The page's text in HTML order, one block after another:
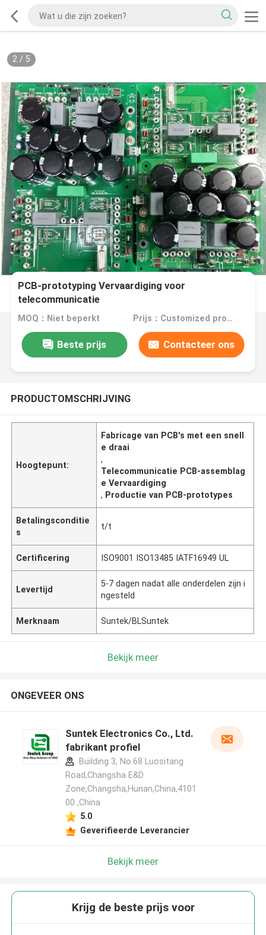
2/ 5
PCB-prototyping Vervaardiging voor
telecommunicatie
MOQ：Niet beperkt Prijs：Customized products
Beste prijs Contacteer ons
PRODUCTOMSCHRIJVING
Hoogtepunt:
Fabricage van PCB's met een snell
e draai
,
Telecommunicatie PCB-assemblag
e Vervaardiging
, Productie van PCB-prototypes
Betalingsconditie
s
t/t
Certificering ISO9001 ISO13485 IATF16949 UL
Levertijd
5-7 dagen nadat alle onderdelen zijn i
ngesteld
Merknaam Suntek/BLSuntek
Bekijk meer
ONGEVEER ONS
Suntek Electronics Co., Ltd.
fabrikant profiel
Building 3, No.68 Luositang
Road,Changsha E&D
Zone,Changsha,Hunan,China,4101
00 ,China
5.0
Geverifieerde Leverancier
Bekijk meer
Krijg de beste prijs voor